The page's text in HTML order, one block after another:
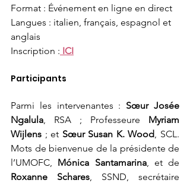
Format : Événement en ligne en direct
Langues : italien, français, espagnol et
anglais
Inscription : ICI
Participants
Parmi les intervenantes : Sœur Josée
Ngalula , RSA ; Professeure Myriam
Wijlens ; et Sœur Susan K. Wood , SCL.
Mots de bienvenue de la présidente de
l’UMOFC, Mónica Santamarina
Roxanne Schares , SSND, secrétaire